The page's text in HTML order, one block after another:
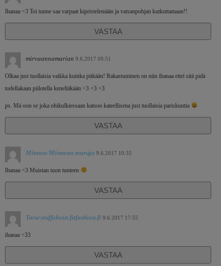
Ihanaa <3 Toi tunne saa varpaat kipristelemään ja vatsanpohjan kutkuttamaan!!
VASTAA
mirvaannamarian 9.6.2017 09:51
Olkaa just tuollaisia vaikka kuinka pitkään! Rakastuminen on niin ihanaa ettei sitä pidä
todellakaan piilotella keneltäkään <3 <3 <3
ps. Mä oon se joka ohikulkiessaan katsoo kateellisena just tuollaisia pariskuntia
VASTAA
Minnea/Minnean muruja 9.6.2017 10:35
Ihanaa <3 Muistan tuon tunteen
VASTAA
Taru/stuffabout.fitfashion.fi 9.6.2017 17:55
ihanaa <33
VASTAA